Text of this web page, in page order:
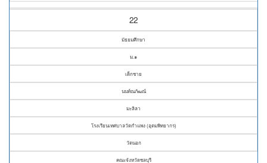
22
มัธยมศึกษา
ม.๑
เด็กชาย
นนท์ณภัฒณ์
มะลิลา
โรงเรียนเทศบาลวัดกำแพง (อุดมพิทยากร)
วัดนอก
คณะจังหวัดชลบุรี